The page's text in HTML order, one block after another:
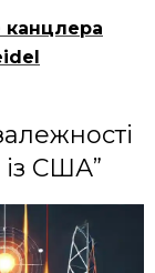
канцлера
із США”